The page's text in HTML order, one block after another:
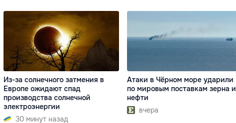
Из-за солнечного затмения в
Европе ожидают спад
производства солнечной
электроэнергии
30 минут назад
Атаки в Чёрном море ударили
по мировым поставкам зерна и
нефти
вчера